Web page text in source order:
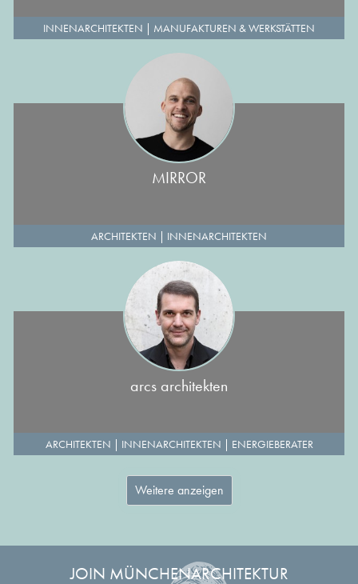
INNENARCHITEKTEN | MANUFAKTUREN & WERKSTÄTTEN
MIRROR
ARCHITEKTEN | INNENARCHITEKTEN
arcs architekten
ARCHITEKTEN | INNENARCHITEKTEN | ENERGIEBERATER
Weitere anzeigen
JOIN MÜNCHENARCHITEKTUR